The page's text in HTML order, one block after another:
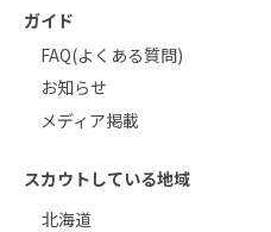
ガイド
FAQ(よくある質問)
お知らせ
メディア掲載
スカウトしている地域
北海道